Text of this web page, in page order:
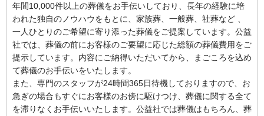
年間10,000件以上の葬儀をお手伝いしており、長年の経験に培
われた独自のノウハウをもとに、家族葬、一般葬、社葬など 、
一人ひとりのご希望に寄り添った葬儀をご提案しています。公益
社では、葬儀の前にお客様のご要望に応じた総額の葬儀費用をご
提示しています。内容にご納得いただいてから、まごころを込め
て葬儀のお手伝いをいたします。
また、専門のスタッフが24時間365日待機しておりますので、お
急ぎの場合もすぐにお客様のお傍に駆けつけ、葬儀に関する全て
を滞りなくお手伝いいたします。公益社では葬儀はもちろん、葬